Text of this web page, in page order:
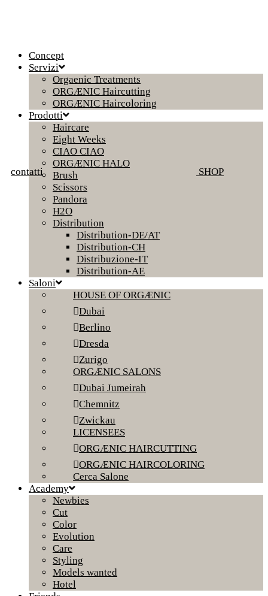
contatti SHOP
Concept
Servizi
Orgaenic Treatments
ORGÆNIC Haircutting
ORGÆNIC Haircoloring
Prodotti
Haircare
Eight Weeks
CIAO CIAO
ORGÆNIC HALO
Brush
Scissors
Pandora
H2O
Distribution
Distribution-DE/AT
Distribution-CH
Distribuzione-IT
Distribution-AE
Saloni
HOUSE OF ORGÆNIC
Dubai
Berlino
Dresda
Zurigo
ORGÆNIC SALONS
Dubai Jumeirah
Chemnitz
Zwickau
LICENSEES
ORGÆNIC HAIRCUTTING
ORGÆNIC HAIRCOLORING
Cerca Salone
Academy
Newbies
Cut
Color
Evolution
Care
Styling
Models wanted
Hotel